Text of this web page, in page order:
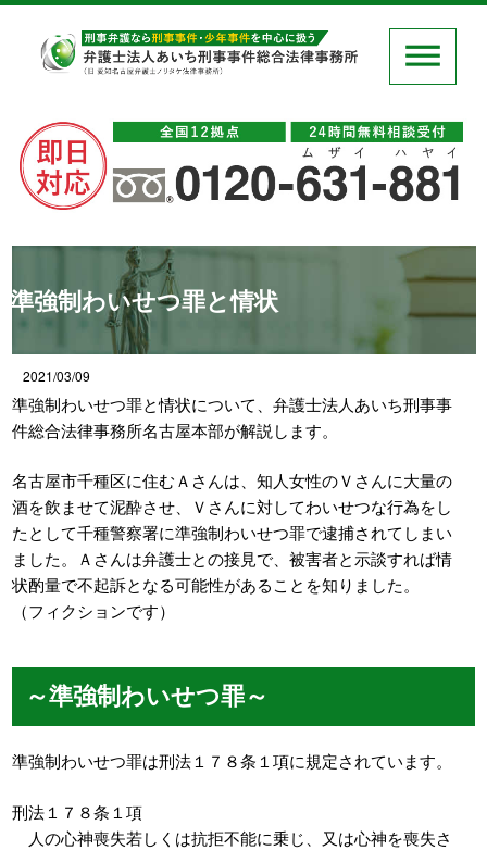
準強制わいせつ罪と情状
2021/03/09
準強制わいせつ罪と情状について、弁護士法人あいち刑事事
件総合法律事務所名古屋本部が解説します。
名古屋市千種区に住むＡさんは、知人女性のＶさんに大量の
酒を飲ませて泥酔させ、Ｖさんに対してわいせつな行為をし
たとして千種警察署に準強制わいせつ罪で逮捕されてしまい
ました。Ａさんは弁護士との接見で、被害者と示談すれば情
状酌量で不起訴となる可能性があることを知りました。
（フィクションです）
～準強制わいせつ罪～
準強制わいせつ罪は刑法１７８条１項に規定されています。
刑法１７８条１項
人の心神喪失若しくは抗拒不能に乗じ、又は心神を喪失さ